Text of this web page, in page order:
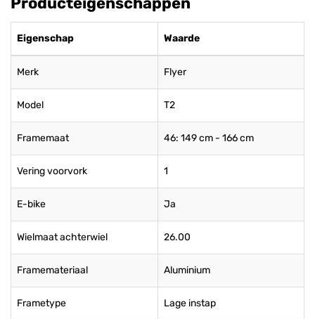
Eigenschap Waarde
Merk Flyer
Model T2
Framemaat 46: 149 cm - 166 cm
Vering voorvork 1
E-bike Ja
Wielmaat achterwiel 26.00
Framemateriaal Aluminium
Frametype Lage instap